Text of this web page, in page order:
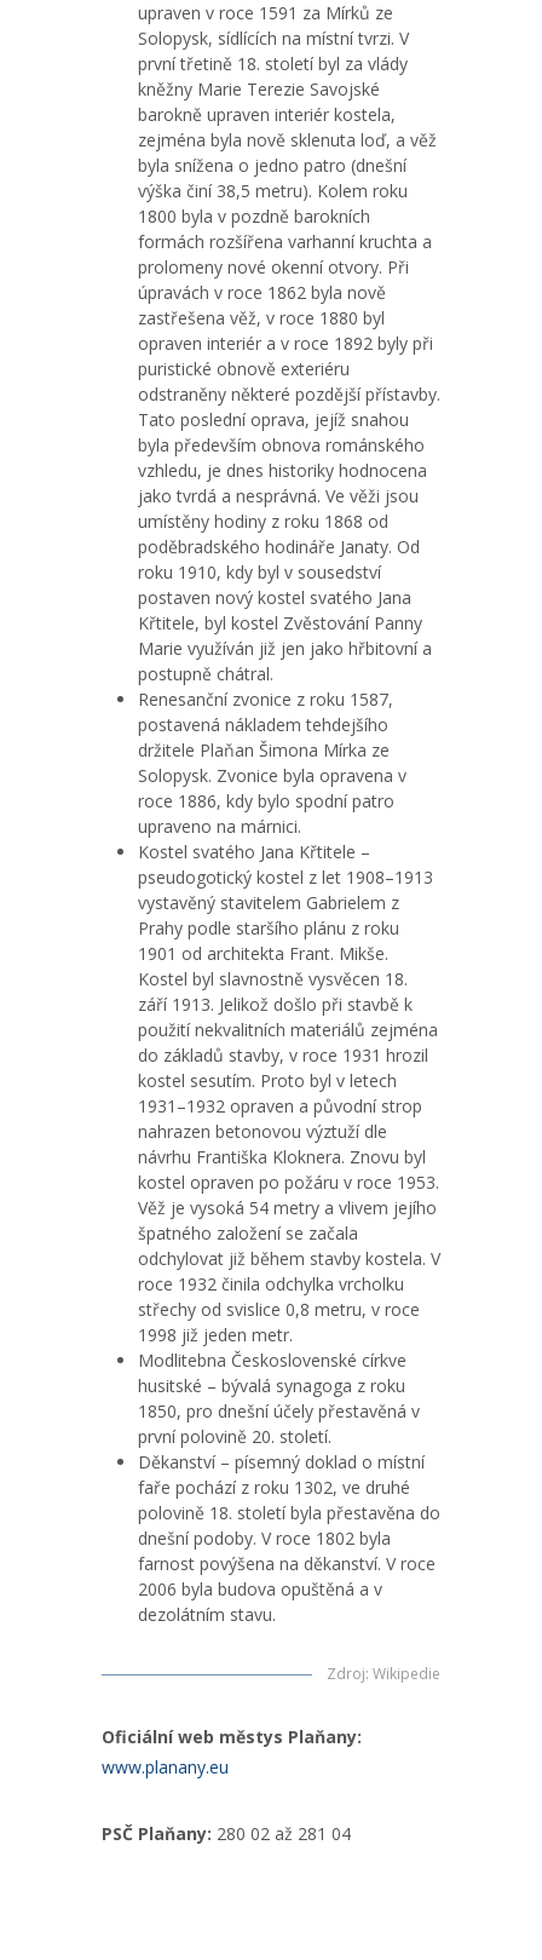
upraven v roce 1591 za Mírků ze
Solopysk, sídlících na místní tvrzi. V
první třetině 18. století byl za vlády
kněžny Marie Terezie Savojské
barokně upraven interiér kostela,
zejména byla nově sklenuta loď, a věž
byla snížena o jedno patro (dnešní
výška činí 38,5 metru). Kolem roku
1800 byla v pozdně barokních
formách rozšířena varhanní kruchta a
prolomeny nové okenní otvory. Při
úpravách v roce 1862 byla nově
zastřešena věž, v roce 1880 byl
opraven interiér a v roce 1892 byly při
puristické obnově exteriéru
odstraněny některé pozdější přístavby.
Tato poslední oprava, jejíž snahou
byla především obnova románského
vzhledu, je dnes historiky hodnocena
jako tvrdá a nesprávná. Ve věži jsou
umístěny hodiny z roku 1868 od
poděbradského hodináře Janaty. Od
roku 1910, kdy byl v sousedství
postaven nový kostel svatého Jana
Křtitele, byl kostel Zvěstování Panny
Marie využíván již jen jako hřbitovní a
postupně chátral.
Renesanční zvonice z roku 1587,
postavená nákladem tehdejšího
držitele Plaňan Šimona Mírka ze
Solopysk. Zvonice byla opravena v
roce 1886, kdy bylo spodní patro
upraveno na márnici.
Kostel svatého Jana Křtitele –
pseudogotický kostel z let 1908–1913
vystavěný stavitelem Gabrielem z
Prahy podle staršího plánu z roku
1901 od architekta Frant. Mikše.
Kostel byl slavnostně vysvěcen 18.
září 1913. Jelikož došlo při stavbě k
použití nekvalitních materiálů zejména
do základů stavby, v roce 1931 hrozil
kostel sesutím. Proto byl v letech
1931–1932 opraven a původní strop
nahrazen betonovou výztuží dle
návrhu Františka Kloknera. Znovu byl
kostel opraven po požáru v roce 1953.
Věž je vysoká 54 metry a vlivem jejího
špatného založení se začala
odchylovat již během stavby kostela. V
roce 1932 činila odchylka vrcholku
střechy od svislice 0,8 metru, v roce
1998 již jeden metr.
Modlitebna Československé církve
husitské – bývalá synagoga z roku
1850, pro dnešní účely přestavěná v
první polovině 20. století.
Děkanství – písemný doklad o místní
faře pochází z roku 1302, ve druhé
polovině 18. století byla přestavěna do
dnešní podoby. V roce 1802 byla
farnost povýšena na děkanství. V roce
2006 byla budova opuštěná a v
dezolátním stavu.
Zdroj: Wikipedie
Oficiální web městys Plaňany:
www.planany.eu
PSČ Plaňany: 280 02 až 281 04